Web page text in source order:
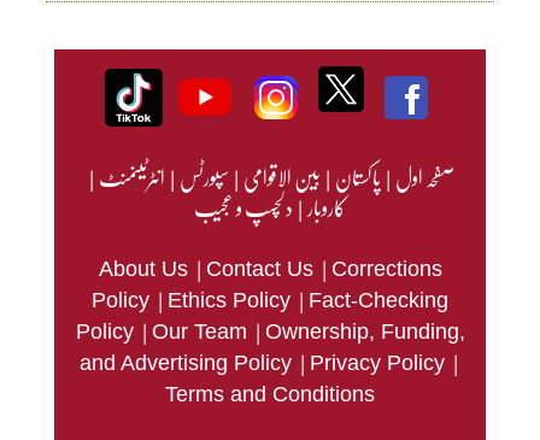
صفحہ اول|پاکستان|بین الاقوامی|سپورٹس|انٹرٹینمنٹ|
کاروبار|دلچسپ و عجیب
About Us | Contact Us | Corrections
Policy | Ethics Policy | Fact-Checking
Policy | Our Team | Ownership, Funding,
and Advertising Policy | Privacy Policy |
Terms and Conditions